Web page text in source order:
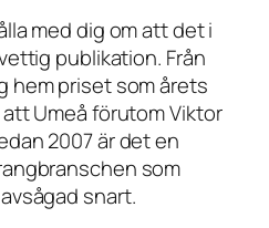
med dig om att det i
publikation. Från
hem priset som årets
Umeå förutom Viktor
2007 är det en
som
snart.